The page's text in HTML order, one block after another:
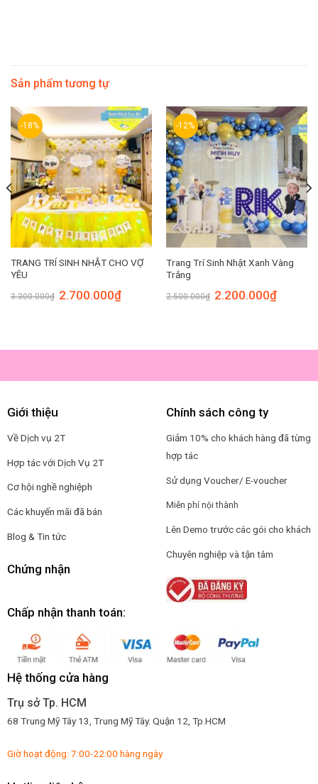
Sản phẩm tương tự
-18%
TRANG TRÍ SINH NHẬT CHO VỢ
YÊU
3.300.000₫ Original
price
2.700.000₫Current
-12%
Trang Trí Sinh Nhật Xanh Vàng
Trắng
2.500.000₫ Original
price
2.200.000₫Current
Giới thiệu
Về Dịch vụ 2T
Hợp tác với Dịch Vụ 2T
Cơ hội nghề nghiệph
Các khuyến mãi đã bán
Blog & Tin tức
Chứng nhận
Chính sách công ty
Giảm 10% cho khách hàng đã từng
hợp tác
Sử dụng Voucher/ E-voucher
Miễn phí nội thành
Lên Demo trước các gói cho khách
Chuyên nghiệp và tận tâm
Chấp nhận thanh toán:
Hệ thống cửa hàng
Trụ sở Tp. HCM
68 Trung Mỹ Tây 13, Trung Mỹ Tây. Quận 12, Tp.HCM
Giờ hoạt động: 7:00-22:00 hàng ngày